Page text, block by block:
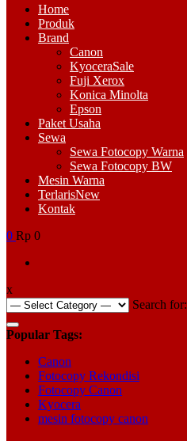
Home
Produk
Brand
Canon
KyoceraSale
Fuji Xerox
Konica Minolta
Epson
Paket Usaha
Sewa
Sewa Fotocopy Warna
Sewa Fotocopy BW
Mesin Warna
TerlarisNew
Kontak
0 Rp 0
x
Search for:
Popular Tags:
Canon
Fotocopy Rekondisi
Fotocopy Canon
Kyocera
mesin fotocopy canon